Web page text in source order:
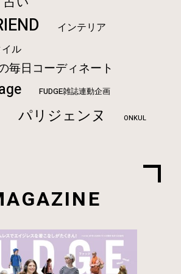
インテリア
ル
毎日コーディネート
FUDGE雑誌連動企画
パリジェンヌ ONKUL